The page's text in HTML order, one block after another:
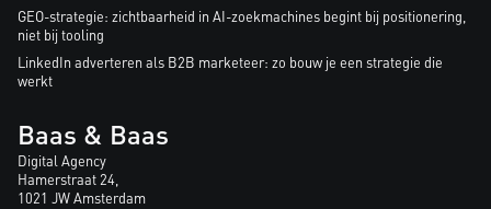
GEO-strategie: zichtbaarheid in AI-zoekmachines begint bij positionering,
niet bij tooling
LinkedIn adverteren als B2B marketeer: zo bouw je een strategie die
werkt
Baas & Baas
Digital Agency
Hamerstraat 24,
1021 JW Amsterdam